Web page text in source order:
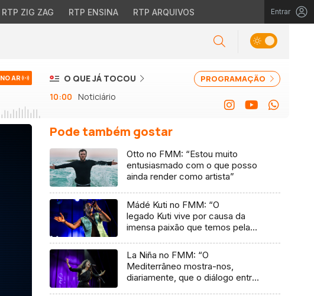
RTP ZIG ZAG RTP ENSINA RTP ARQUIVOS Entrar
NO AR PROGRAMAÇÃO
O QUE JÁ TOCOU
10:00 Noticiário
Pode também gostar
Otto no FMM: “Estou muito
entusiasmado com o que posso
ainda render como artista”
Mádé Kuti no FMM: “O
legado Kuti vive por causa da
imensa paixão que temos pela
La Niña no FMM: “O
Mediterrâneo mostra-nos,
diariamente, que o diálogo entre